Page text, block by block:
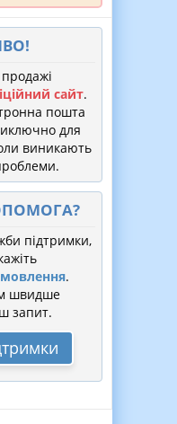
сайт.
пошта
для
виникають
підтримки,
.
швидше
запит.